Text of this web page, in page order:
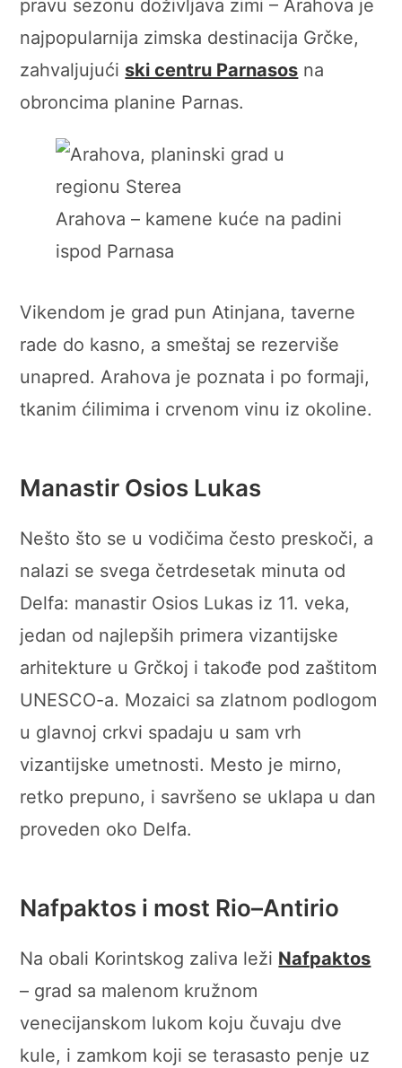
pravu sezonu doživljava zimi – Arahova je
najpopularnija zimska destinacija Grčke,
zahvaljujući ski centru Parnasos na
obroncima planine Parnas.
Arahova – kamene kuće na padini
ispod Parnasa
Vikendom je grad pun Atinjana, taverne
rade do kasno, a smeštaj se rezerviše
unapred. Arahova je poznata i po formaji,
tkanim ćilimima i crvenom vinu iz okoline.
Manastir Osios Lukas
Nešto što se u vodičima često preskoči, a
nalazi se svega četrdesetak minuta od
Delfa: manastir Osios Lukas iz 11. veka,
jedan od najlepših primera vizantijske
arhitekture u Grčkoj i takođe pod zaštitom
UNESCO-a. Mozaici sa zlatnom podlogom
u glavnoj crkvi spadaju u sam vrh
vizantijske umetnosti. Mesto je mirno,
retko prepuno, i savršeno se uklapa u dan
proveden oko Delfa.
Nafpaktos i most Rio–Antirio
Na obali Korintskog zaliva leži Nafpaktos
– grad sa malenom kružnom
venecijanskom lukom koju čuvaju dve
kule, i zamkom koji se terasasto penje uz